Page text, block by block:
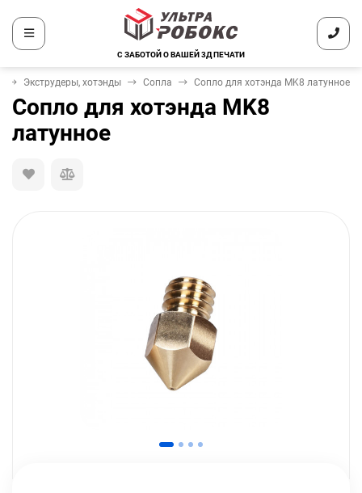
С ЗАБОТОЙ О ВАШЕЙ 3Д ПЕЧАТИ
Экструдеры, хотэнды Сопла Сопло для хотэнда MK8 латунное
Сопло для хотэнда MK8
латунное